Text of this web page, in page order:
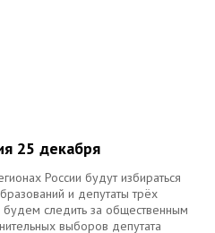
25 декабря
России будут избираться
и депутаты трёх
следить за общественным
выборов депутата